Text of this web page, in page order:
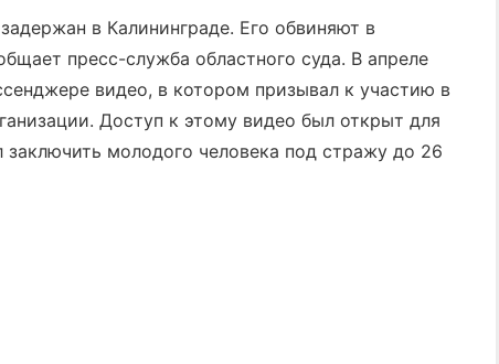
в Калининграде. Его обвиняют в
пресс-служба областного суда. В апреле
видео, в котором призывал к участию в
Доступ к этому видео был открыт для
заключить молодого человека под стражу до 26